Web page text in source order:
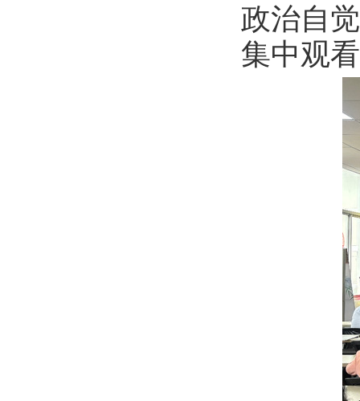
政治自
集中观